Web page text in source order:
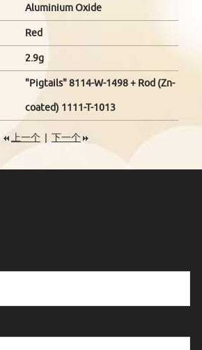
Aluminium Oxide
Red
2.9g
"Pigtails" 8114-W-1498 + Rod (Zn-
coated) 1111-T-1013
上一个 | 下一个